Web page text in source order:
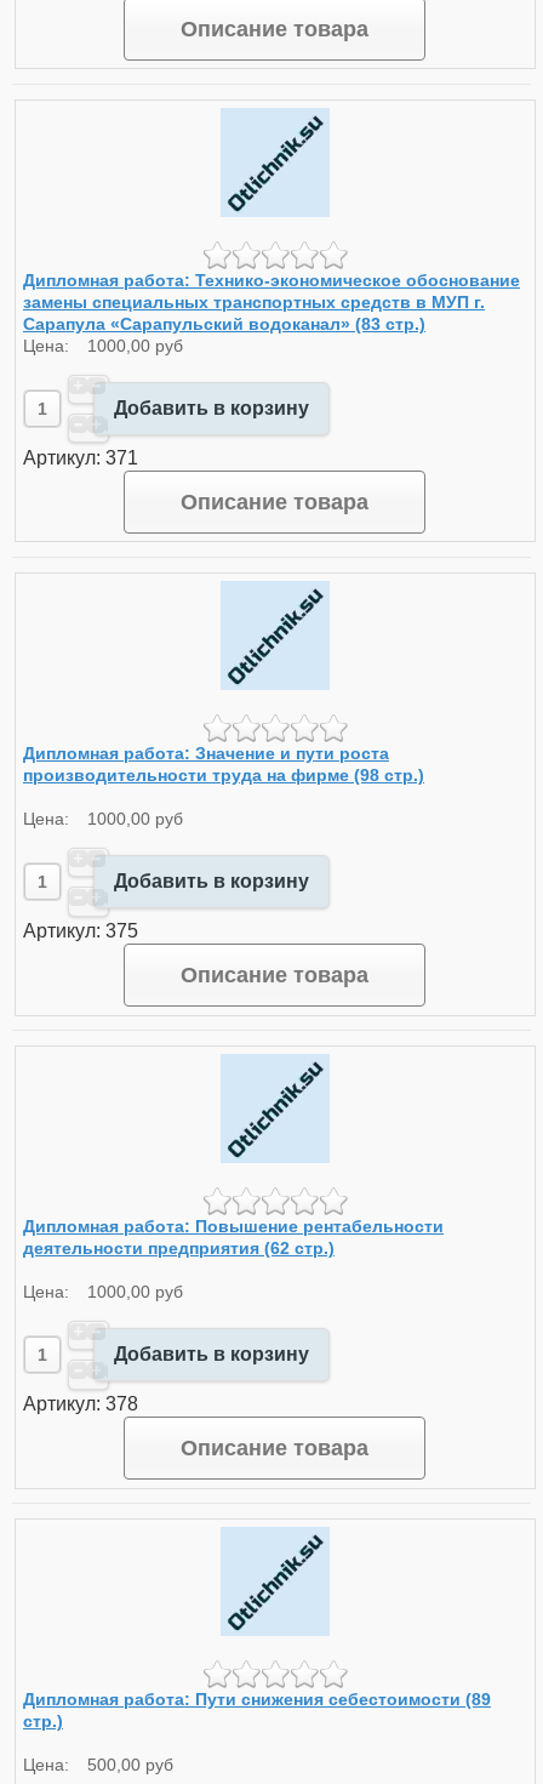
Описание товара
Дипломная работа: Технико-экономическое обоснование
замены специальных транспортных средств в МУП г.
Сарапула «Сарапульский водоканал» (83 стр.)
Цена: 1000,00 руб
Добавить в корзину
Артикул: 371
Описание товара
Дипломная работа: Значение и пути роста
производительности труда на фирме (98 стр.)
Цена: 1000,00 руб
Добавить в корзину
Артикул: 375
Описание товара
Дипломная работа: Повышение рентабельности
деятельности предприятия (62 стр.)
Цена: 1000,00 руб
Добавить в корзину
Артикул: 378
Описание товара
Дипломная работа: Пути снижения себестоимости (89
стр.)
Цена: 500,00 руб